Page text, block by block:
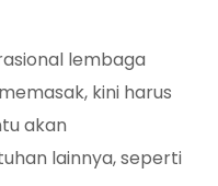
lembaga
kini harus
akan
lainnya, seperti